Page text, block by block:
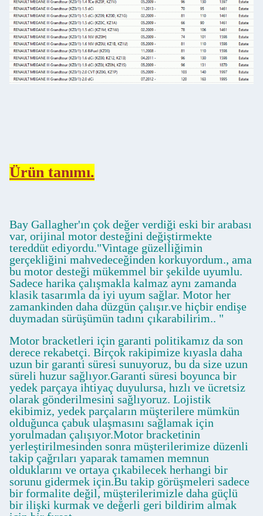
Ürün tanımı.
Bay Gallagher'ın çok değer verdiği eski bir arabası
var, orijinal motor desteğini değiştirmekte
tereddüt ediyordu."Vintage güzelliğimin
gerçekliğini mahvedeceğinden korkuyordum., ama
bu motor desteği mükemmel bir şekilde uyumlu.
Sadece harika çalışmakla kalmaz aynı zamanda
klasik tasarımla da iyi uyum sağlar. Motor her
zamankinden daha düzgün çalışır.ve hiçbir endişe
duymadan sürüşümün tadını çıkarabilirim.. "
Motor bracketleri için garanti politikamız da son
derece rekabetçi. Birçok rakipimize kıyasla daha
uzun bir garanti süresi sunuyoruz, bu da size uzun
süreli huzur sağlıyor.Garanti süresi boyunca bir
yedek parçaya ihtiyaç duyulursa, hızlı ve ücretsiz
olarak gönderilmesini sağlıyoruz. Lojistik
ekibimiz, yedek parçaların müşterilere mümkün
olduğunca çabuk ulaşmasını sağlamak için
yorulmadan çalışıyor.Motor bracketinin
yerleştirilmesinden sonra müşterilerimize düzenli
takip çağrıları yaparak tamamen memnun
olduklarını ve ortaya çıkabilecek herhangi bir
sorunu gidermek için.Bu takip görüşmeleri sadece
bir formalite değil, müşterilerimizle daha güçlü
bir ilişki kurmak ve değerli geri bildirim almak